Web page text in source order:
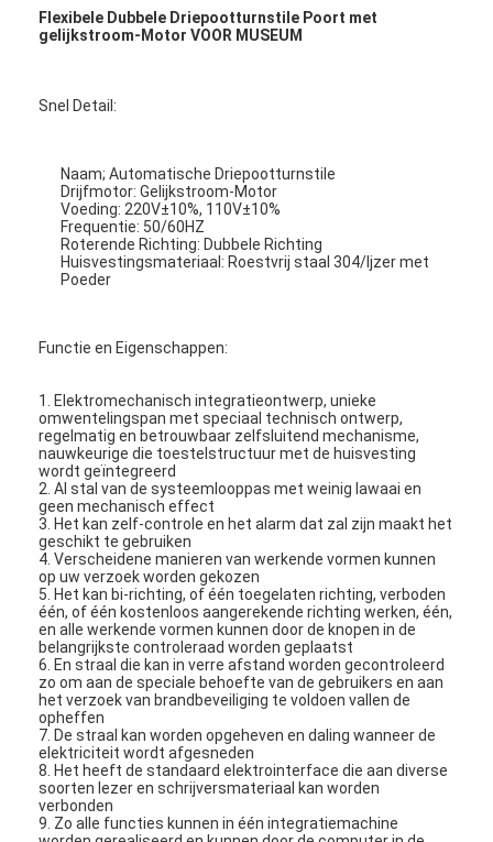
Flexibele Dubbele Driepootturnstile Poort met
gelijkstroom-Motor VOOR MUSEUM
Snel Detail:
Naam; Automatische Driepootturnstile
Drijfmotor: Gelijkstroom-Motor
Voeding: 220V±10%, 110V±10%
Frequentie: 50/60HZ
Roterende Richting: Dubbele Richting
Huisvestingsmateriaal: Roestvrij staal 304/Ijzer met
Poeder
Functie en Eigenschappen:
1. Elektromechanisch integratieontwerp, unieke
omwentelingspan met speciaal technisch ontwerp,
regelmatig en betrouwbaar zelfsluitend mechanisme,
nauwkeurige die toestelstructuur met de huisvesting
wordt geïntegreerd
2. Al stal van de systeemlooppas met weinig lawaai en
geen mechanisch effect
3. Het kan zelf-controle en het alarm dat zal zijn maakt het
geschikt te gebruiken
4. Verscheidene manieren van werkende vormen kunnen
op uw verzoek worden gekozen
5. Het kan bi-richting, of één toegelaten richting, verboden
één, of één kostenloos aangerekende richting werken, één,
en alle werkende vormen kunnen door de knopen in de
belangrijkste controleraad worden geplaatst
6. En straal die kan in verre afstand worden gecontroleerd
zo om aan de speciale behoefte van de gebruikers en aan
het verzoek van brandbeveiliging te voldoen vallen de
opheffen
7. De straal kan worden opgeheven en daling wanneer de
elektriciteit wordt afgesneden
8. Het heeft de standaard elektrointerface die aan diverse
soorten lezer en schrijversmateriaal kan worden
verbonden
9. Zo alle functies kunnen in één integratiemachine